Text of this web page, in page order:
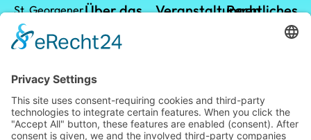
St. Georgener
Technologiezentrum
GmbH
78112 St.
Georgen im
Schwarzwald
Telefon: +49
Über das
Vermietung
Standort
Blog
VeranstaltungenRechtliches
Datenschutz